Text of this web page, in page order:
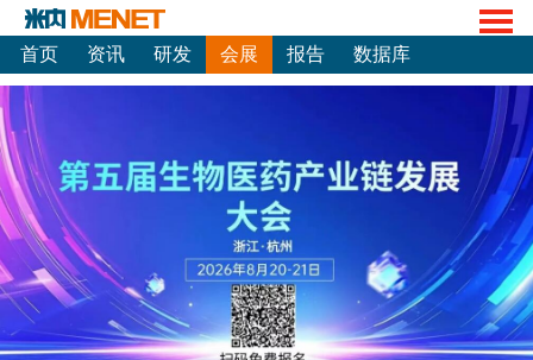
首页 资讯 研发 会展 报告 数据库